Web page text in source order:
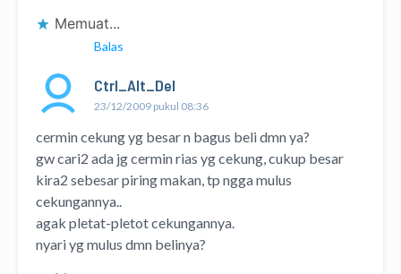
Memuat...
Balas
Ctrl_Alt_Del
23/12/2009 pukul 08:36
cermin cekung yg besar n bagus beli dmn ya?
gw cari2 ada jg cermin rias yg cekung, cukup besar
kira2 sebesar piring makan, tp ngga mulus
cekungannya..
agak pletat-pletot cekungannya.
nyari yg mulus dmn belinya?